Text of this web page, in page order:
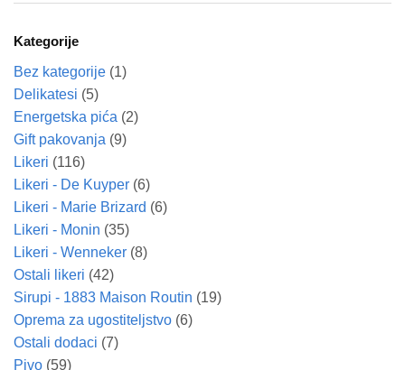
Kategorije
Bez kategorije (1)
Delikatesi (5)
Energetska pića (2)
Gift pakovanja (9)
Likeri (116)
Likeri - De Kuyper (6)
Likeri - Marie Brizard (6)
Likeri - Monin (35)
Likeri - Wenneker (8)
Ostali likeri (42)
Sirupi - 1883 Maison Routin (19)
Oprema za ugostiteljstvo (6)
Ostali dodaci (7)
Pivo (59)